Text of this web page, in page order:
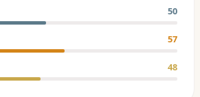
50
57
48